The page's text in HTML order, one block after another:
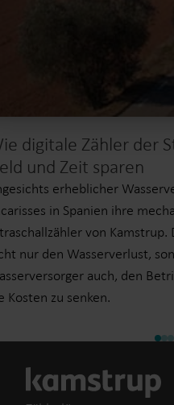
digitale Zähler der
und Zeit sparen
erheblicher
in Spanien ihre
von
nur den Wasserverlust,
auch, den
Kosten zu senken.